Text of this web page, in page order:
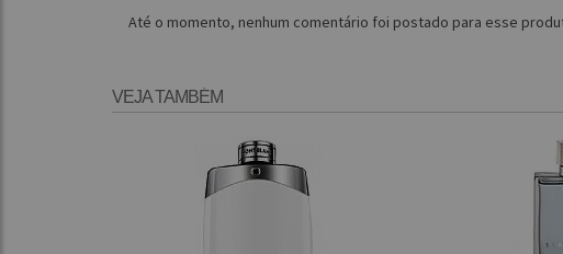
Até o momento, nenhum comentário foi postado para esse
VEJA TAMBÉM